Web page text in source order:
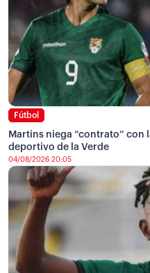
Fútbol
Martins niega “contrato” con
deportivo de la Verde
04/08/2026 20:05